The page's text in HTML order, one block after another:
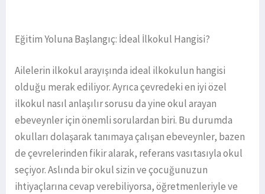
Eğitim Yoluna Başlangıç: İdeal İlkokul Hangisi?
Ailelerin ilkokul arayışında ideal ilkokulun hangisi
olduğu merak ediliyor. Ayrıca çevredeki en iyi özel
ilkokul nasıl anlaşılır sorusu da yine okul arayan
ebeveynler için önemli sorulardan biri. Bu durumda
okulları dolaşarak tanımaya çalışan ebeveynler, bazen
de çevrelerinden fikir alarak, referans vasıtasıyla okul
seçiyor. Aslında bir okul sizin ve çocuğunuzun
ihtiyaçlarına cevap verebiliyorsa, öğretmenleriyle ve